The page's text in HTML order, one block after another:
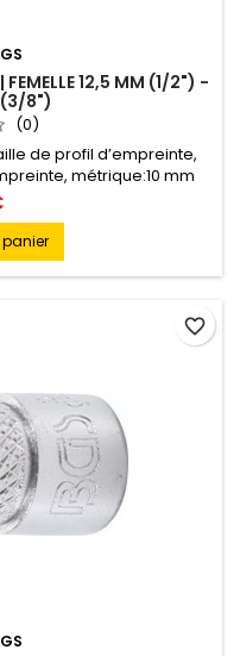
FEMELLE 12,5 MM (1/2") -
(3/8")
(0)
de profil d’empreinte,
métrique:10 mm
creux Taille de profil
de profil d'entraînement,
g Longueur:36 mm
Traitement de
à...
favorite_border